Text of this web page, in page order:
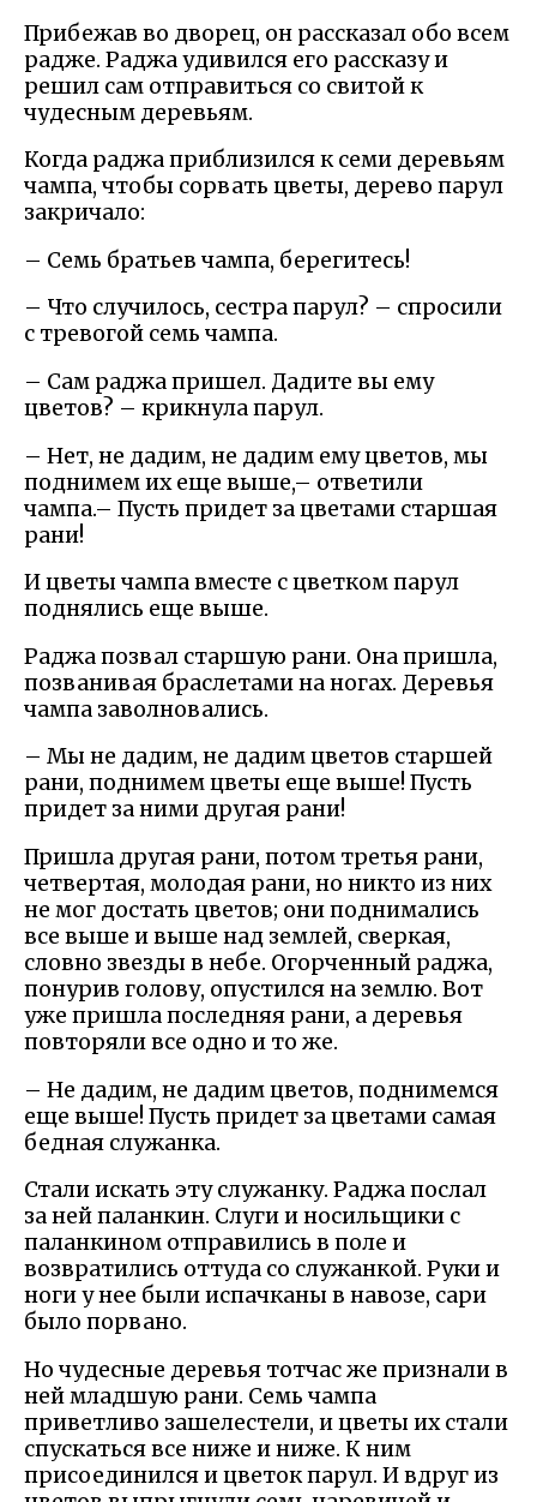
Прибежав во дворец, он рассказал обо всем
радже. Раджа удивился его рассказу и
решил сам отправиться со свитой к
чудесным деревьям.
Когда раджа приблизился к семи деревьям
чампа, чтобы сорвать цветы, дерево парул
закричало:
– Семь братьев чампа, берегитесь!
– Что случилось, сестра парул? – спросили
с тревогой семь чампа.
– Сам раджа пришел. Дадите вы ему
цветов? – крикнула парул.
– Нет, не дадим, не дадим ему цветов, мы
поднимем их еще выше,– ответили
чампа.– Пусть придет за цветами старшая
рани!
И цветы чампа вместе с цветком парул
поднялись еще выше.
Раджа позвал старшую рани. Она пришла,
позванивая браслетами на ногах. Деревья
чампа заволновались.
– Мы не дадим, не дадим цветов старшей
рани, поднимем цветы еще выше! Пусть
придет за ними другая рани!
Пришла другая рани, потом третья рани,
четвертая, молодая рани, но никто из них
не мог достать цветов; они поднимались
все выше и выше над землей, сверкая,
словно звезды в небе. Огорченный раджа,
понурив голову, опустился на землю. Вот
уже пришла последняя рани, а деревья
повторяли все одно и то же.
– Не дадим, не дадим цветов, поднимемся
еще выше! Пусть придет за цветами самая
бедная служанка.
Стали искать эту служанку. Раджа послал
за ней паланкин. Слуги и носильщики с
паланкином отправились в поле и
возвратились оттуда со служанкой. Руки и
ноги у нее были испачканы в навозе, сари
было порвано.
Но чудесные деревья тотчас же признали в
ней младшую рани. Семь чампа
приветливо зашелестели, и цветы их стали
спускаться все ниже и ниже. К ним
присоединился и цветок парул. И вдруг из